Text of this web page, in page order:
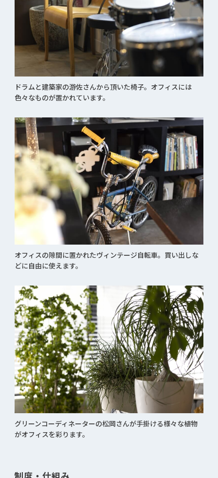
ドラムと建築家の游佐さんから頂いた椅子。オフィスには
色々なものが置かれています。
オフィスの隙間に置かれたヴィンテージ自転車。買い出しな
どに自由に使えます。
グリーンコーディネーターの松岡さんが手掛ける様々な植物
がオフィスを彩ります。
制度・仕組み